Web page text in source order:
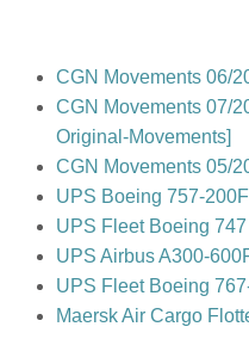
CGN Movements 06/
CGN Movements 07/
Original-Movements]
CGN Movements 05/
UPS Boeing 757-200F
UPS Fleet Boeing 747
UPS Airbus A300-
UPS Fleet Boeing
Maersk Air Cargo